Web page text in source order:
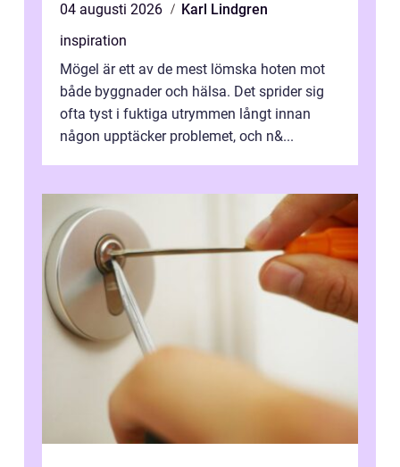
04 augusti 2026
Karl Lindgren
inspiration
Mögel är ett av de mest lömska hoten mot
både byggnader och hälsa. Det sprider sig
ofta tyst i fuktiga utrymmen långt innan
någon upptäcker problemet, och n&...